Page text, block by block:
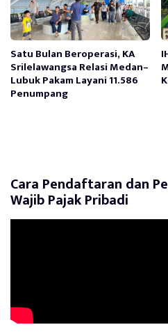
Satu Bulan Beroperasi, KA
Srilelawangsa Relasi Medan–
Lubuk Pakam Layani 11.586
Penumpang
Cara Pendaftaran dan
Wajib Pajak Pribadi